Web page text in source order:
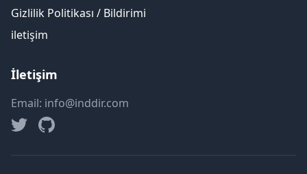
Gizlilik Politikası / Bildirimi
iletişim
İletişim
Email: info@inddir.com